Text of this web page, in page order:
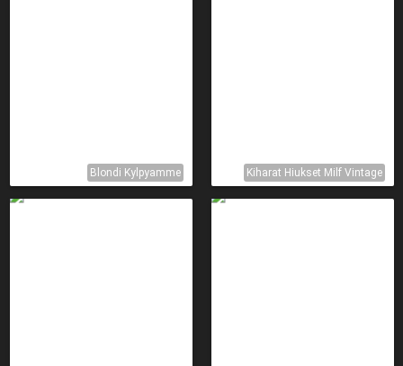
Blondi Kylpyamme Kiharat Hiukset Milf Vintage